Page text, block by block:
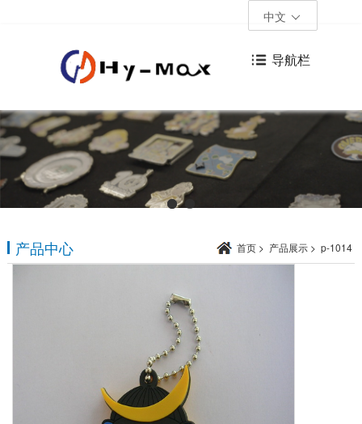
中文
导航栏
产品中心 首页 > 产品展示 > p-1014